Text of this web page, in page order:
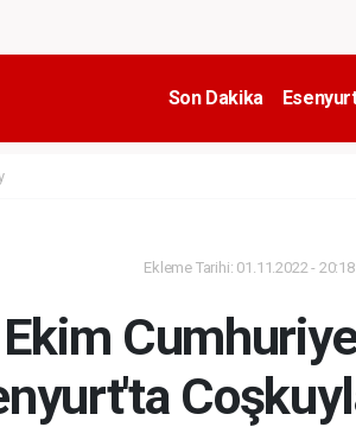
Son Dakika
Ekleme Tarihi: 01.11.2022 - 20:18